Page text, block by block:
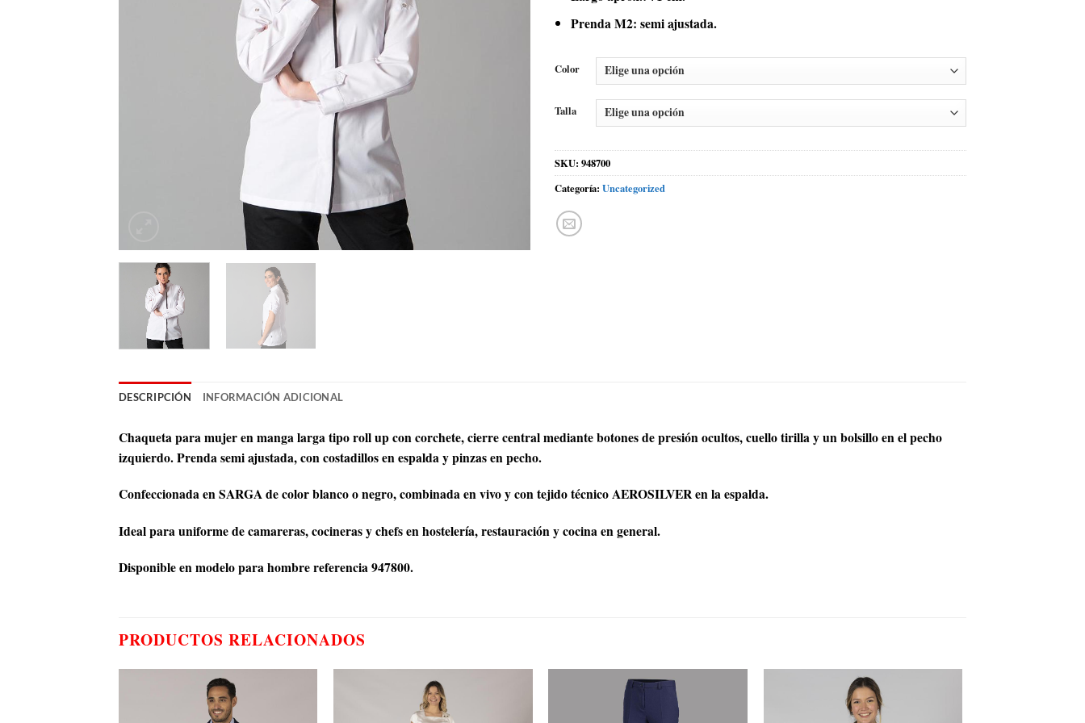
Prenda M2: semi ajustada.
Color
Talla
SKU: 948700
Categoría: Uncategorized
DESCRIPCIÓN INFORMACIÓN ADICIONAL
Chaqueta para mujer en manga larga tipo roll up con corchete, cierre central mediante botones de presión ocultos, cuello tirilla y un bolsillo en el pecho
izquierdo. Prenda semi ajustada, con costadillos en espalda y pinzas en pecho.
Confeccionada en SARGA de color blanco o negro, combinada en vivo y con tejido técnico AEROSILVER en la espalda.
Ideal para uniforme de camareras, cocineras y chefs en hostelería, restauración y cocina en general.
Disponible en modelo para hombre referencia 947800.
PRODUCTOS RELACIONADOS